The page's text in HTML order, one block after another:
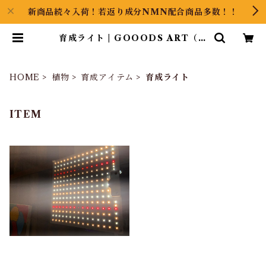
新商品続々入荷！若返り成分NMN配合商品多数！！
育成ライト | GOOODS ART（グ
HOME
植物 育成アイテム 育成ライト
ITEM